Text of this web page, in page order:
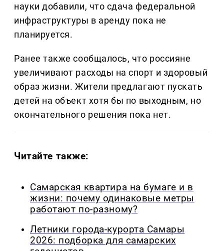
науки добавили, что сдача федеральной
инфраструктуры в аренду пока не
планируется.
Ранее также сообщалось, что россияне
увеличивают расходы на спорт и здоровый
образ жизни. Жители предлагают пускать
детей на объект хотя бы по выходным, но
окончательного решения пока нет.
Читайте также:
Самарская квартира на бумаге и в
жизни: почему одинаковые метры
работают по-разному?
Летники города-курорта Самары
2026: подборка для самарских